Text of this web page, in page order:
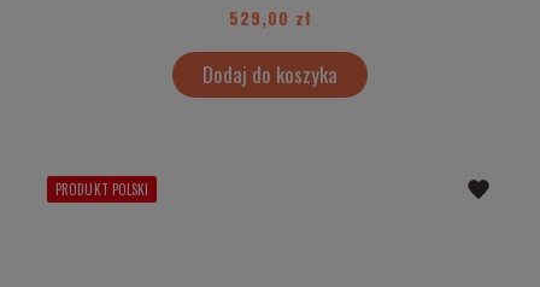
529,00 zł
Dodaj do koszyka
PRODUKT POLSKI